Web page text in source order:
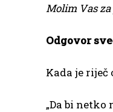
Molim Vas
Odgovor
Kada je
„Da bi